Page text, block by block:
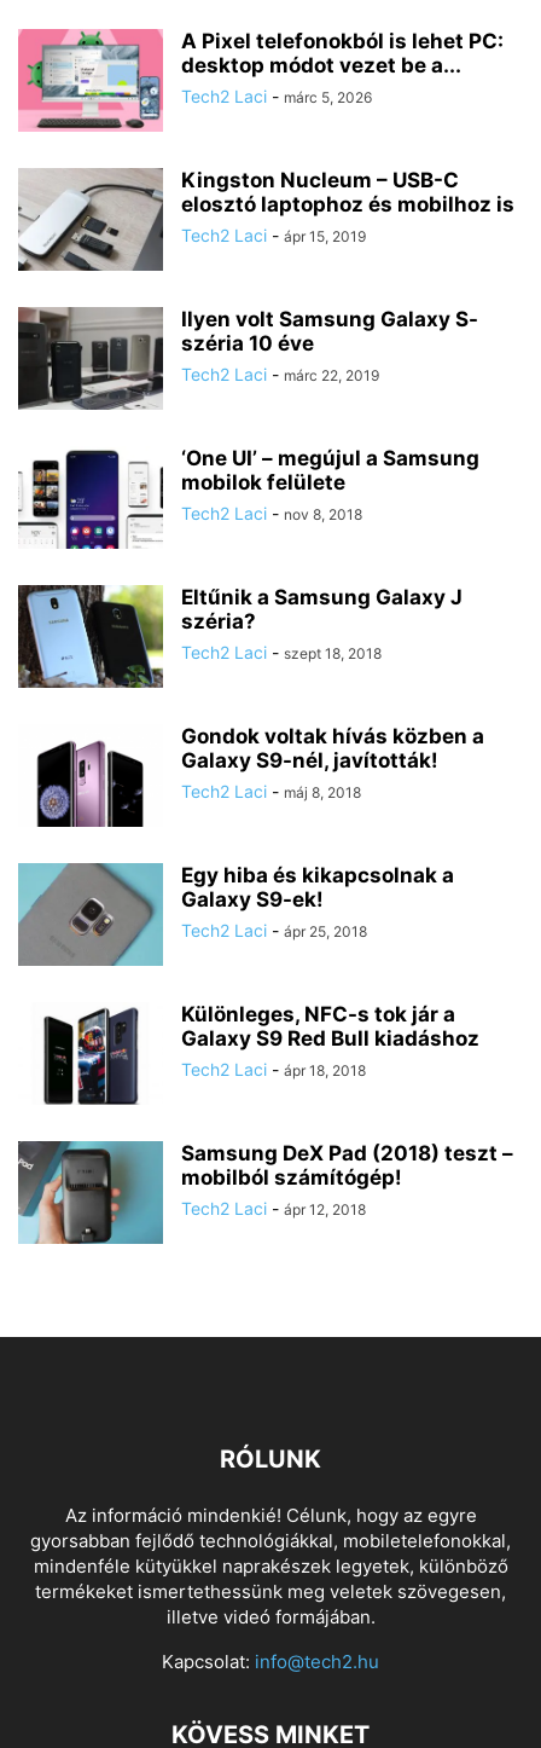
A Pixel telefonokból is lehet PC:
desktop módot vezet be a...
Tech2 Laci - márc 5, 2026
Kingston Nucleum – USB-C
elosztó laptophoz és mobilhoz is
Tech2 Laci - ápr 15, 2019
Ilyen volt Samsung Galaxy S-
széria 10 éve
Tech2 Laci - márc 22, 2019
‘One UI’ – megújul a Samsung
mobilok felülete
Tech2 Laci - nov 8, 2018
Eltűnik a Samsung Galaxy J
széria?
Tech2 Laci - szept 18, 2018
Gondok voltak hívás közben a
Galaxy S9-nél, javították!
Tech2 Laci - máj 8, 2018
Egy hiba és kikapcsolnak a
Galaxy S9-ek!
Tech2 Laci - ápr 25, 2018
Különleges, NFC-s tok jár a
Galaxy S9 Red Bull kiadáshoz
Tech2 Laci - ápr 18, 2018
Samsung DeX Pad (2018) teszt –
mobilból számítógép!
Tech2 Laci - ápr 12, 2018
RÓLUNK
Az információ mindenkié! Célunk, hogy az egyre
gyorsabban fejlődő technológiákkal, mobiletelefonokkal,
mindenféle kütyükkel naprakészek legyetek, különböző
termékeket ismertethessünk meg veletek szövegesen,
illetve videó formájában.
Kapcsolat: info@tech2.hu
KÖVESS MINKET